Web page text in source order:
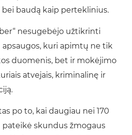
baudą kaip perteklinius.
nesugebėjo užtikrinti
kuri apimtų ne tik
duomenis, bet ir mokėjimo
atvejais, kriminalinę ir
po to, kai daugiau nei 170
skundus žmogaus